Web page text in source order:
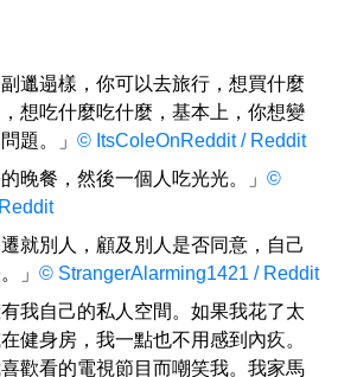
副邋遢樣，你可以去旅行，想買什麼
想吃什麼吃什麼，基本上，你想變
題。」 © ItsColeOnReddit / Reddit
晚餐，然後一個人吃光光。」 ©
遷就別人，顧及別人是否同意，自己
」 © StrangerAlarming1421 / Reddit
有我自己的私人空間。如果我花了太
健身房，我一點也不用感到內疚。
歡看的電視節目而嘲笑我。我家馬